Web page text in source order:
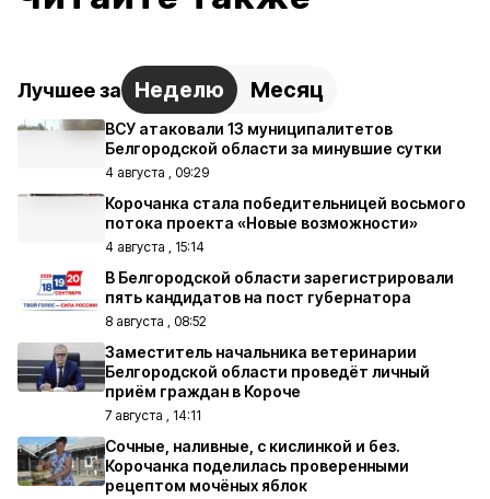
Лучшее за Неделю Месяц
ВСУ атаковали 13 муниципалитетов
Белгородской области за минувшие сутки
4 августа , 09:29
Корочанка стала победительницей восьмого
потока проекта «Новые возможности»
4 августа , 15:14
В Белгородской области зарегистрировали
пять кандидатов на пост губернатора
8 августа , 08:52
Заместитель начальника ветеринарии
Белгородской области проведёт личный
приём граждан в Короче
7 августа , 14:11
Сочные, наливные, с кислинкой и без.
Корочанка поделилась проверенными
рецептом мочёных яблок